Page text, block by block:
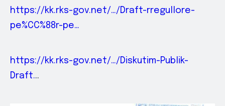
https://kk.rks-gov.net/…/Draft-rregullore-
pe%CC%88r-pe…
https://kk.rks-gov.net/…/Diskutim-Publik-
Draft...